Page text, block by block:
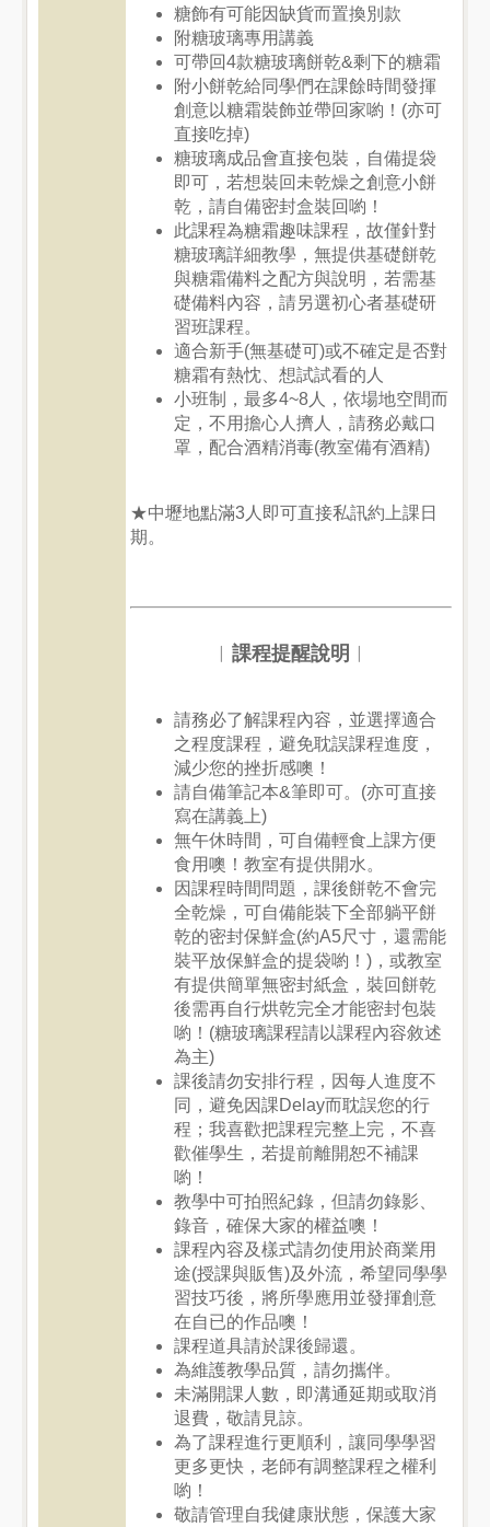
糖飾有可能因缺貨而置換別款
附糖玻璃專用講義
可帶回4款糖玻璃餅乾&剩下的糖霜
附小餅乾給同學們在課餘時間發揮
創意以糖霜裝飾並帶回家喲！(亦可
直接吃掉)
糖玻璃成品會直接包裝，自備提袋
即可，若想裝回未乾燥之創意小餅
乾，請自備密封盒裝回喲！
此課程為糖霜趣味課程，故僅針對
糖玻璃詳細教學，無提供基礎餅乾
與糖霜備料之配方與說明，若需基
礎備料內容，請另選初心者基礎研
習班課程。
適合新手(無基礎可)或不確定是否對
糖霜有熱忱、想試試看的人
小班制，最多4~8人，依場地空間而
定，不用擔心人擠人，請務必戴口
罩，配合酒精消毒(教室備有酒精)
★中壢地點滿3人即可直接私訊約上課日
期。
︱ 課程提醒說明 ︱
請務必了解課程內容，並選擇適合
之程度課程，避免耽誤課程進度，
減少您的挫折感噢！
請自備筆記本&筆即可。(亦可直接
寫在講義上)
無午休時間，可自備輕食上課方便
食用噢！教室有提供開水。
因課程時間問題，課後餅乾不會完
全乾燥，可自備能裝下全部躺平餅
乾的密封保鮮盒(約A5尺寸，還需能
裝平放保鮮盒的提袋喲！)，或教室
有提供簡單無密封紙盒，裝回餅乾
後需再自行烘乾完全才能密封包裝
喲！(糖玻璃課程請以課程內容敘述
為主)
課後請勿安排行程，因每人進度不
同，避免因課Delay而耽誤您的行
程；我喜歡把課程完整上完，不喜
歡催學生，若提前離開恕不補課
喲！
教學中可拍照紀錄，但請勿錄影、
錄音，確保大家的權益噢！
課程內容及樣式請勿使用於商業用
途(授課與販售)及外流，希望同學學
習技巧後，將所學應用並發揮創意
在自已的作品噢！
課程道具請於課後歸還。
為維護教學品質，請勿攜伴。
未滿開課人數，即溝通延期或取消
退費，敬請見諒。
為了課程進行更順利，讓同學學習
更多更快，老師有調整課程之權利
喲！
敬請管理自我健康狀態，保護大家